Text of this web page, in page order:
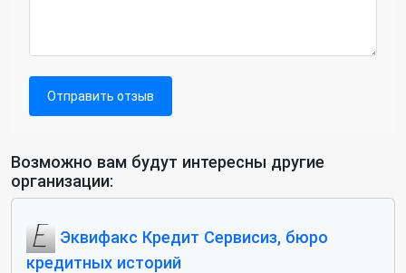
Отправить отзыв
Возможно вам будут интересны другие
организации:
Эквифакс Кредит Сервисиз, бюро
кредитных историй